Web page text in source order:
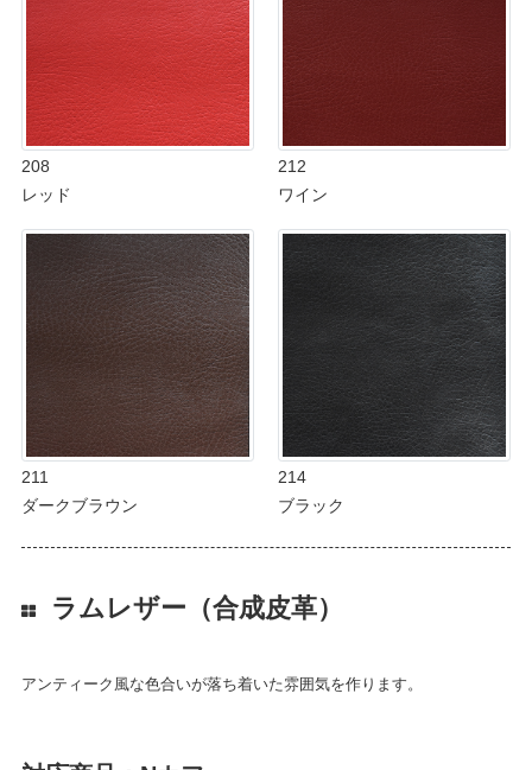
208
レッド
212
ワイン
211
ダークブラウン
214
ブラック
ラムレザー（合成皮革）
アンティーク風な色合いが落ち着いた雰囲気を作ります。